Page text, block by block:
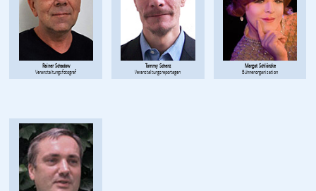
Rainer Schadow
Veranstaltungsfotograf
Tommy Schenz
Veranstaltungsreportagen
Margot Schlönzke
Bühnenorganisation